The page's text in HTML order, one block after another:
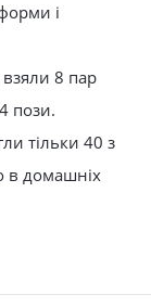
і
8 пар
пози.
тільки 40 з
в домашніх